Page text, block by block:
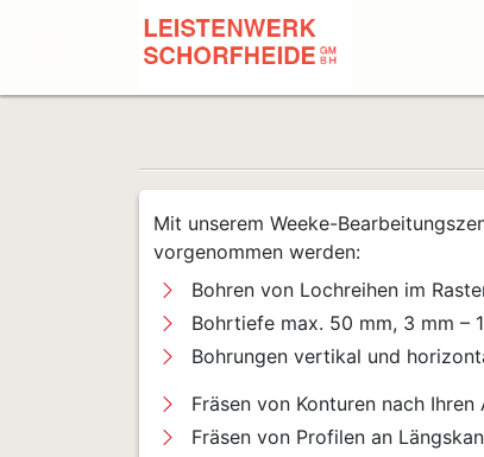
Mit unserem Weeke-
vorgenommen werden:
Bohren von Lochreihen im
Bohrtiefe max. 50 mm, 3 mm –
Bohrungen vertikal und
Fräsen von Konturen nach
Fräsen von Profilen an